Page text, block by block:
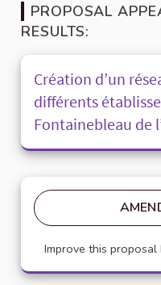
PROPOSAL
RESULTS:
Création d’un
différents
Fontainebleau de
Improve this